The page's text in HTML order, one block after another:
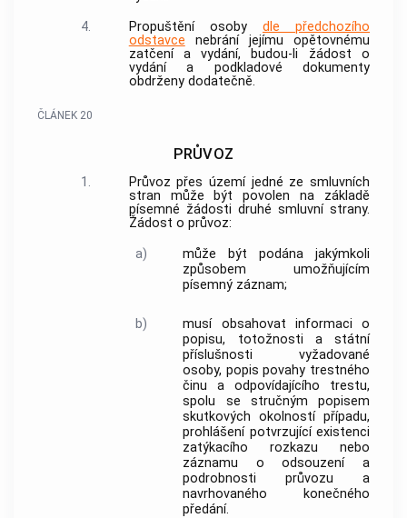
4.
Propuštění osoby dle předchozího
odstavce nebrání jejímu opětovnému
zatčení a vydání, budou-li žádost o
vydání a podkladové dokumenty
obdrženy dodatečně.
ČLÁNEK 20
PRŮVOZ
1.
Průvoz přes území jedné ze smluvních
stran může být povolen na základě
písemné žádosti druhé smluvní strany.
Žádost o průvoz:
a)
může být podána jakýmkoli
způsobem umožňujícím
písemný záznam;
b)
musí obsahovat informaci o
popisu, totožnosti a státní
příslušnosti vyžadované
osoby, popis povahy trestného
činu a odpovídajícího trestu,
spolu se stručným popisem
skutkových okolností případu,
prohlášení potvrzující existenci
zatýkacího rozkazu nebo
záznamu o odsouzení a
podrobnosti průvozu a
navrhovaného konečného
předání.